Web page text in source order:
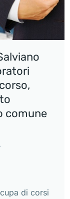
comune
di corsi